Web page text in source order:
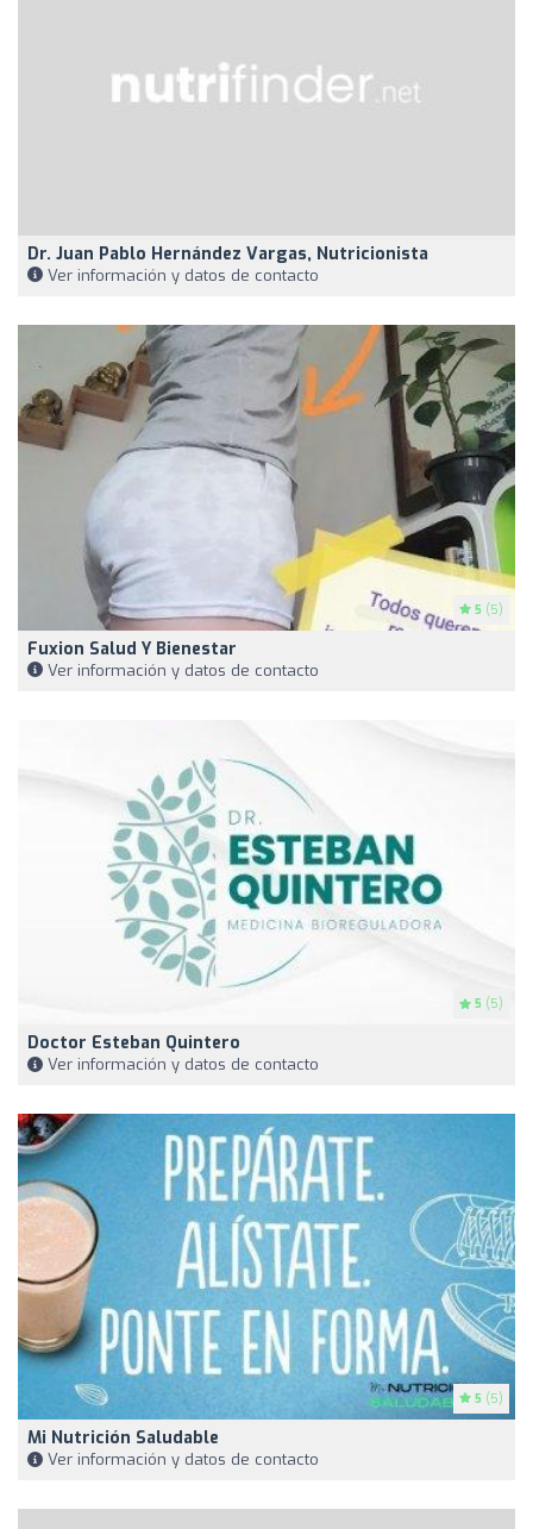
Dr. Juan Pablo Hernández Vargas, Nutricionista
Ver información y datos de contacto
5 (5)
Fuxion Salud Y Bienestar
Ver información y datos de contacto
5 (5)
Doctor Esteban Quintero
Ver información y datos de contacto
5 (5)
Mi Nutrición Saludable
Ver información y datos de contacto